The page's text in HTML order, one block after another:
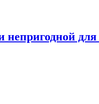
непригодной